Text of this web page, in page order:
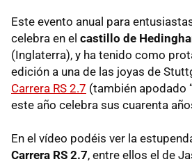
Este evento anual para
celebra en el castillo de
(Inglaterra), y ha tenido como
edición a una de las joyas de
Carrera RS 2.7 (también apodado
este año celebra sus cuarenta
En el vídeo podéis ver la
Carrera RS 2.7, entre ellos el de